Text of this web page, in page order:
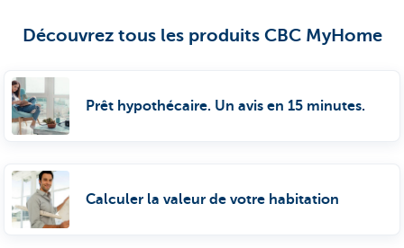
Découvrez tous les produits CBC MyHome
Prêt hypothécaire. Un avis en 15 minutes.
Calculer la valeur de votre habitation